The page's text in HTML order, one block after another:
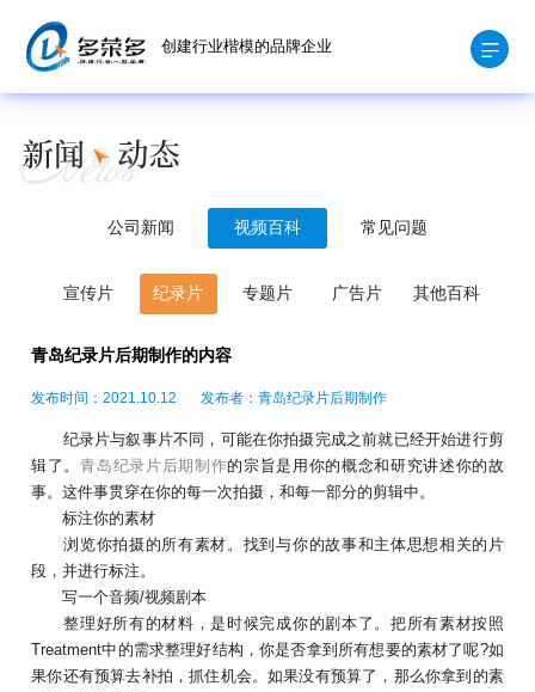
创建行业楷模的品牌企业
公司新闻 视频百科 常见问题
宣传片 纪录片 专题片 广告片 其他百科
青岛纪录片后期制作的内容
发布时间：2021.10.12 发布者：青岛纪录片后期制作
纪录片与叙事片不同，可能在你拍摄完成之前就已经开始进行剪
辑了。青岛纪录片后期制作的宗旨是用你的概念和研究讲述你的故
事。这件事贯穿在你的每一次拍摄，和每一部分的剪辑中。
标注你的素材
浏览你拍摄的所有素材。找到与你的故事和主体思想相关的片
段，并进行标注。
写一个音频/视频剧本
整理好所有的材料，是时候完成你的剧本了。把所有素材按照
Treatment中的需求整理好结构，你是否拿到所有想要的素材了呢?如
果你还有预算去补拍，抓住机会。如果没有预算了，那么你拿到的素